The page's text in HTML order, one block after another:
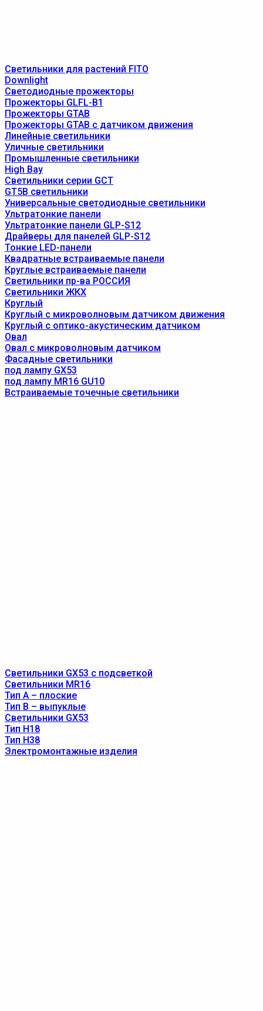
Светильники для растений FITO
Downlight
Светодиодные прожекторы
Прожекторы GLFL-B1
Прожекторы GTAB
Прожекторы GTAB с датчиком движения
Линейные светильники
Уличные светильники
Промышленные светильники
High Bay
Светильники серии GCT
GT5B светильники
Универсальные светодиодные светильники
Ультратонкие панели
Ультратонкие панели GLP-S12
Драйверы для панелей GLP-S12
Тонкие LED-панели
Квадратные встраиваемые панели
Круглые встраиваемые панели
Светильники пр-ва РОССИЯ
Светильники ЖКХ
Круглый
Круглый с микроволновым датчиком движения
Круглый с оптико-акустическим датчиком
Овал
Овал с микроволновым датчиком
Фасадные светильники
под лампу GX53
под лампу MR16 GU10
Встраиваемые точечные светильники
Светильники GX53 с подсветкой
Светильники MR16
Тип A – плоские
Тип B – выпуклые
Светильники GX53
Тип Н18
Тип Н38
Электромонтажные изделия